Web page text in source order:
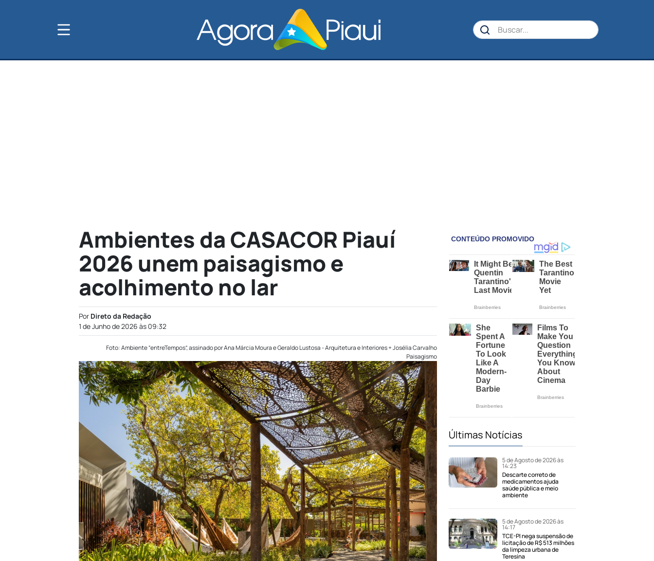
Ambientes da CASACOR Piauí
2026 unem paisagismo e
acolhimento no lar
Por Direto da Redação
1 de Junho de 2026 às 09:32
Foto: Ambiente “entreTempos”, assinado por Ana Márcia Moura e Geraldo Lustosa - Arquitetura e Interiores + Josélia Carvalho
Paisagismo
Últimas Notícias
5 de Agosto de 2026 às
14:23
Descarte correto de
medicamentos ajuda
saúde pública e meio
ambiente
5 de Agosto de 2026 às
14:17
TCE-PI nega suspensão de
licitação de R$ 513 milhões
da limpeza urbana de
Teresina